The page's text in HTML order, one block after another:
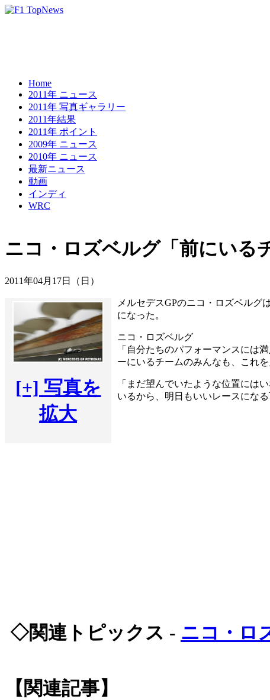
Home
2011年 ニュース
2011年 写真ギャラリー
2011年結果
2011年 ポイント
2009年 ニュース
2010年 ニュース
最新ニュース
動画
インディ
WRC
ニコ・ロズベルグ「前にいる
2011年04月17日（日）
[+] 写真を
拡大
メルセデスGPのニコ・ロズベルグ
になった。
ニコ・ロズベルグ
「自分たちのパフォーマンスには
ーにいるチームのみんなも、これ
「まだ望んでいたような位置には
いるから、明日もいいレースになる
◇関連トピックス - ニコ・ロ
【関連記事】